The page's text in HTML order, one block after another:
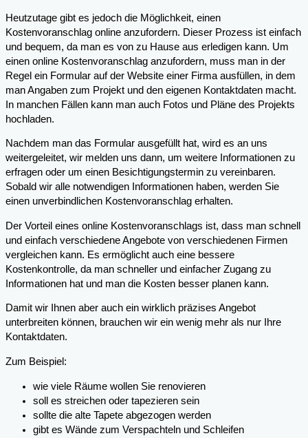
Heutzutage gibt es jedoch die Möglichkeit, einen
Kostenvoranschlag online anzufordern. Dieser Prozess ist einfach
und bequem, da man es von zu Hause aus erledigen kann. Um
einen online Kostenvoranschlag anzufordern, muss man in der
Regel ein Formular auf der Website einer Firma ausfüllen, in dem
man Angaben zum Projekt und den eigenen Kontaktdaten macht.
In manchen Fällen kann man auch Fotos und Pläne des Projekts
hochladen.
Nachdem man das Formular ausgefüllt hat, wird es an uns
weitergeleitet, wir melden uns dann, um weitere Informationen zu
erfragen oder um einen Besichtigungstermin zu vereinbaren.
Sobald wir alle notwendigen Informationen haben, werden Sie
einen unverbindlichen Kostenvoranschlag erhalten.
Der Vorteil eines online Kostenvoranschlags ist, dass man schnell
und einfach verschiedene Angebote von verschiedenen Firmen
vergleichen kann. Es ermöglicht auch eine bessere
Kostenkontrolle, da man schneller und einfacher Zugang zu
Informationen hat und man die Kosten besser planen kann.
Damit wir Ihnen aber auch ein wirklich präzises Angebot
unterbreiten können, brauchen wir ein wenig mehr als nur Ihre
Kontaktdaten.
Zum Beispiel:
wie viele Räume wollen Sie renovieren
soll es streichen oder tapezieren sein
sollte die alte Tapete abgezogen werden
gibt es Wände zum Verspachteln und Schleifen